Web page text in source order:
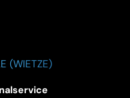
(WIETZE)